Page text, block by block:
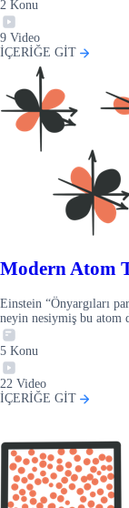
2 Konu
9 Video
İÇERİĞE GİT
Modern Atom
Einstein “Önyargıları
neyin nesiymiş bu atom
5 Konu
22 Video
İÇERİĞE GİT